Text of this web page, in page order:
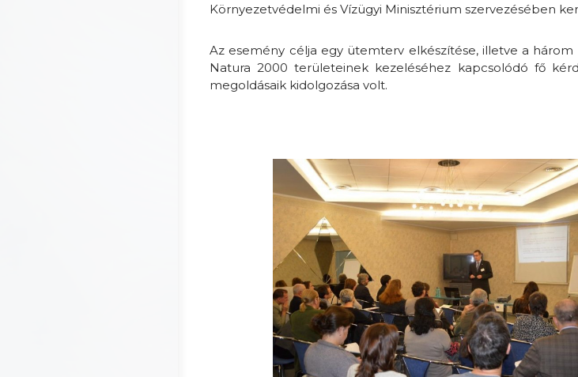
Környezetvédelmi és Vízügyi Minisztérium szervezésében
Az esemény célja egy ütemterv elkészítése, illetve a három
Natura 2000 területeinek kezeléséhez kapcsolódó fő
megoldásaik kidolgozása volt.